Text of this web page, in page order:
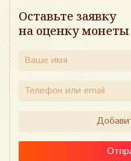
Оставьте заявку
на оценку монеты